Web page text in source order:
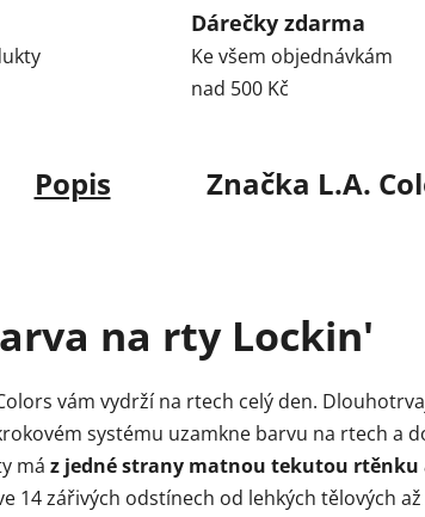
Dárečky zdarma
Ke všem objednávkám
nad 500 Kč
Popis Značka L.A.
na rty Lockin'
vám vydrží na rtech celý den.
systému uzamkne barvu na rtech a
má z jedné strany matnou tekutou rtěnku
14 zářivých odstínech od lehkých tělových